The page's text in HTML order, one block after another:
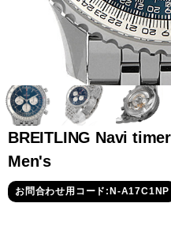
オーデマピゲ
グランド
セイコー
BREITLING Navi
Men's
お問合わせ用コード:N-A17C1NP